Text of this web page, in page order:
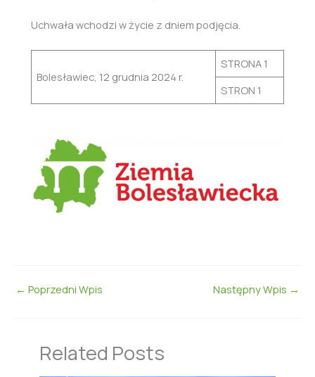
Uchwała wchodzi w życie z dniem podjęcia.
Bolesławiec, 12 grudnia 2024 r.
STRONA 1
STRON 1
← Poprzedni Wpis Następny Wpis →
Related Posts